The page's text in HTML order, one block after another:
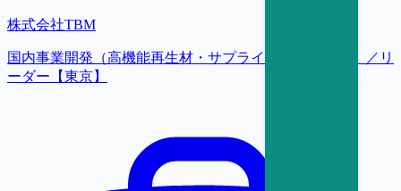
株式会社TBM
国内事業開発（高機能再生材・サプライチェーン構築）／リ
ーダー【東京】